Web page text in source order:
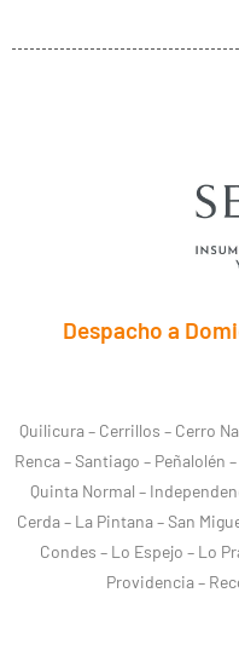
Despacho a
Quilicura – Cerrillos – Cerro
Renca – Santiago – Peñalolén
Quinta Normal –
Cerda – La Pintana – San
Condes – Lo Espejo – Lo
Providencia –